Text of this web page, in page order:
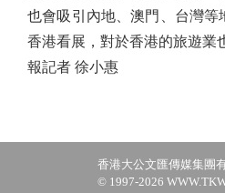
也會吸引內地、澳門、台灣等
香港看展，對於香港的旅遊業
報記者 徐小惠
香港大公文匯傳媒集團
© 1997-2026